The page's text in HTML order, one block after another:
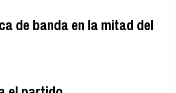
de banda en la mitad del